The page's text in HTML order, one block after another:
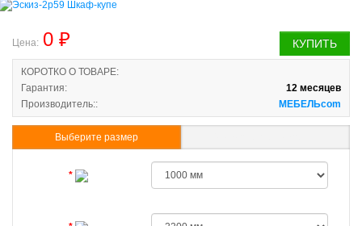
КУПИТЬ
Цена: 0 ₽
КОРОТКО О ТОВАРЕ:
Гарантия:
12 месяцев
Производитель::
МЕБЕЛЬcom
Выберите размер